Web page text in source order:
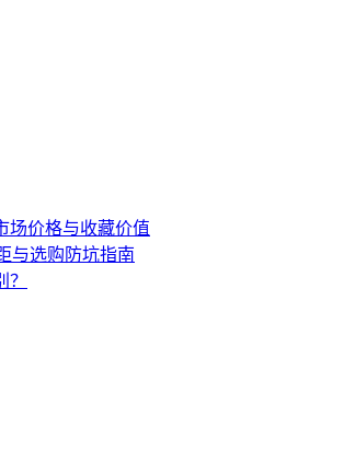
场价格与收藏价值
与选购防坑指南